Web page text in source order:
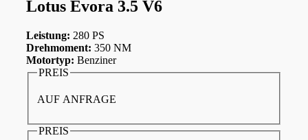
Lotus Evora 3.5 V6
Leistung: 280 PS
Drehmoment: 350 NM
Motortyp: Benziner
PREIS
AUF ANFRAGE
PREIS